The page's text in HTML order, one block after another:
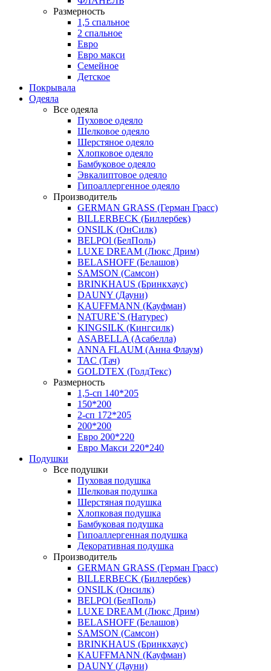
Размерность
1,5 спальное
2 спальное
Евро
Евро макси
Семейное
Детское
Покрывала
Одеяла
Все одеяла
Пуховое одеяло
Шелковое одеяло
Шерстяное одеяло
Хлопковое одеяло
Бамбуковое одеяло
Эвкалиптовое одеяло
Гипоаллергенное одеяло
Производитель
GERMAN GRASS (Герман Грасс)
BILLERBECK (Биллербек)
ONSILK (ОнСилк)
BELPOl (БелПоль)
LUXE DREAM (Люкс Дрим)
BELASHOFF (Белашов)
SAMSON (Самсон)
BRINKHAUS (Бринкхаус)
DAUNY (Дауни)
KAUFFMANN (Кауфман)
NATURE`S (Натурес)
KINGSILK (Кингсилк)
ASABELLA (Асабелла)
ANNA FLAUM (Анна Флаум)
TAC (Тач)
GOLDTEX (ГолдТекс)
Размерность
1,5-сп 140*205
150*200
2-сп 172*205
200*200
Евро 200*220
Евро Макси 220*240
Подушки
Все подушки
Пуховая подушка
Шелковая подушка
Шерстяная подушка
Хлопковая подушка
Бамбуковая подушка
Гипоаллергенная подушка
Декоративная подушка
Производитель
GERMAN GRASS (Герман Грасс)
BILLERBECK (Биллербек)
ONSILK (Онсилк)
BELPOl (БелПоль)
LUXE DREAM (Люкс Дрим)
BELASHOFF (Белашов)
SAMSON (Самсон)
BRINKHAUS (Бринкхаус)
KAUFFMANN (Кауфман)
DAUNY (Дауни)